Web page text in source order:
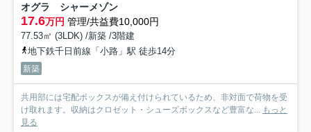
オグラ シャーメゾン
17.6万円 管理/共益費10,000円
77.53㎡ (3LDK) /新築 /3階建
地下鉄千日前線「小路」駅 徒歩14分
新築
共用部には宅配ボックスが備え付けられているため、非対面で荷物を受
け取れます。収納はクロゼット・シューズボックスなど豊富な... もっと
見る